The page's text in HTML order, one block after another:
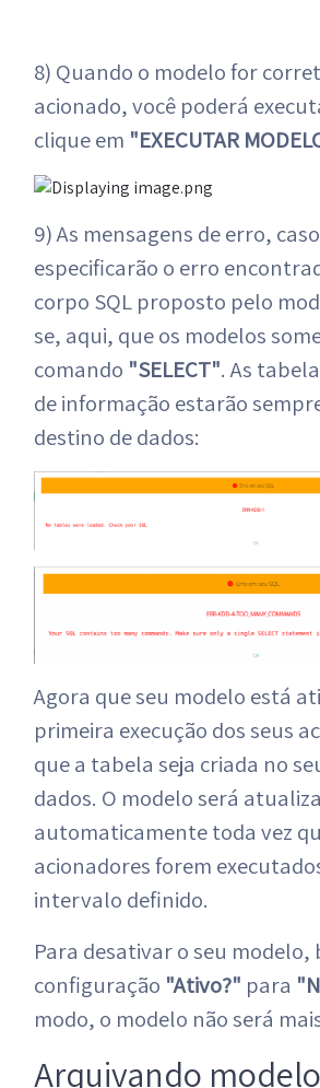
8) Quando o modelo for
acionado, você poderá
clique em "EXECUTAR
9) As mensagens de erro,
especificarão o erro
corpo SQL proposto pelo
se, aqui, que os modelos
comando "SELECT". As
de informação estarão
destino de dados:
Agora que seu modelo está
primeira execução dos seus
que a tabela seja criada no
dados. O modelo será
automaticamente toda vez
acionadores forem
intervalo definido.
Para desativar o seu modelo,
configuração "Ativo?" para
modo, o modelo não será
Arquivando